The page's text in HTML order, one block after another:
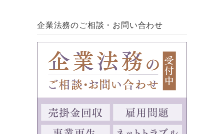
企業法務のご相談・お問い合わせ